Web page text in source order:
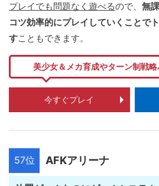
プレイでも問題なく遊べるので、 無
コツ効率的にプレイしていくことで
すこともできます。
美少女＆メカ育成やターン制戦略
今すぐプレイ
57位 AFKアリーナ